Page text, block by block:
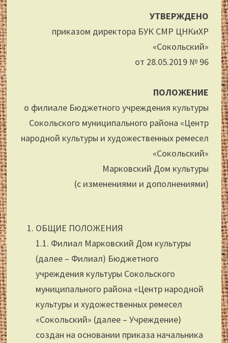
УТВЕРЖДЕНО
приказом директора БУК СМР ЦНКиХР
«Сокольский»
от 28.05.2019 № 96
ПОЛОЖЕНИЕ
о филиале Бюджетного учреждения культуры
Сокольского муниципального района «Центр
народной культуры и художественных ремесел
«Сокольский»
Марковский Дом культуры
(с изменениями и дополнениями)
ОБЩИЕ ПОЛОЖЕНИЯ
1.1. Филиал Марковский Дом культуры
(далее – Филиал) Бюджетного
учреждения культуры Сокольского
муниципального района «Центр народной
культуры и художественных ремесел
«Сокольский» (далее – Учреждение)
создан на основании приказа начальника